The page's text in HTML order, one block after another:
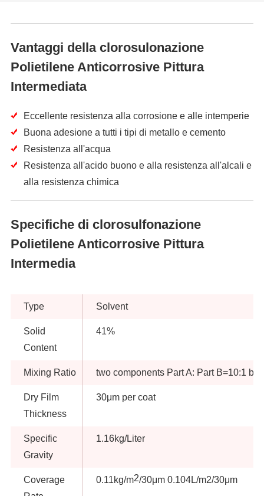
Vantaggi della clorosulonazione
Polietilene Anticorrosive Pittura
Intermediata
Eccellente resistenza alla corrosione e alle intemperie
Buona adesione a tutti i tipi di metallo e cemento
Resistenza all'acqua
Resistenza all'acido buono e alla resistenza all'alcali e
alla resistenza chimica
Specifiche di clorosulfonazione
Polietilene Anticorrosive Pittura
Intermedia
Type Solvent
Solid
Content
41%
Mixing Ratio two components Part A: Part B=10:1 by
Dry Film
Thickness
30μm per coat
Specific
Gravity
1.16kg/Liter
Coverage
0.11kg/m2/30μm 0.104L/m2/30μm